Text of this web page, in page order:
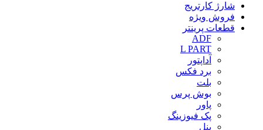
شارژ کارتریج
فروش ویژه
قطعات پرینتر
ADF
L PART
آداپتور
برد فکس
بلت
بوش پرس
پاور
پک فیوزینگ
پنل